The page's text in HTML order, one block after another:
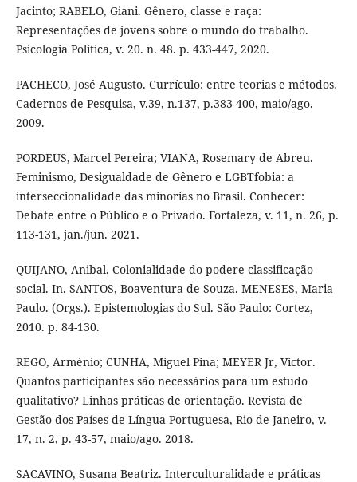
Jacinto; RABELO, Giani. Gênero, classe e raça:
Representações de jovens sobre o mundo do trabalho.
Psicologia Política, v. 20. n. 48. p. 433-447, 2020.
PACHECO, José Augusto. Currículo: entre teorias e métodos.
Cadernos de Pesquisa, v.39, n.137, p.383-400, maio/ago.
2009.
PORDEUS, Marcel Pereira; VIANA, Rosemary de Abreu.
Feminismo, Desigualdade de Gênero e LGBTfobia: a
interseccionalidade das minorias no Brasil. Conhecer:
Debate entre o Público e o Privado. Fortaleza, v. 11, n. 26, p.
113-131, jan./jun. 2021.
QUIJANO, Anibal. Colonialidade do podere classificação
social. In. SANTOS, Boaventura de Souza. MENESES, Maria
Paulo. (Orgs.). Epistemologias do Sul. São Paulo: Cortez,
2010. p. 84-130.
REGO, Arménio; CUNHA, Miguel Pina; MEYER Jr, Victor.
Quantos participantes são necessários para um estudo
qualitativo? Linhas práticas de orientação. Revista de
Gestão dos Países de Língua Portuguesa, Rio de Janeiro, v.
17, n. 2, p. 43-57, maio/ago. 2018.
SACAVINO, Susana Beatriz. Interculturalidade e práticas